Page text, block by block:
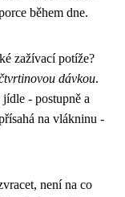
během dne.
zažívací potíže?
dávkou.
- postupně a
na vlákninu -
není na co